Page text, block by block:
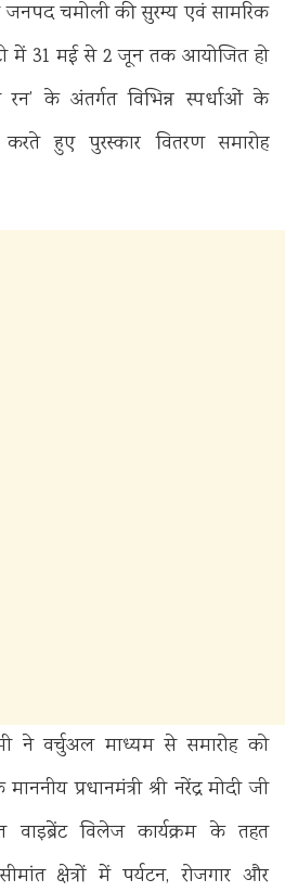
चमोली की सुरम्य एवं सामरिक
में 31 मई से 2 जून तक आयोजित हो
रन’ के अंतर्गत विभिन्न स्पर्धाओं के
हुए पुरस्कार वितरण समारोह
ने वर्चुअल माध्यम से समारोह को
प्रधानमंत्री श्री नरेंद्र मोदी जी
वाइब्रेंट विलेज कार्यक्रम के तहत
क्षेत्रों में पर्यटन, रोजगार और